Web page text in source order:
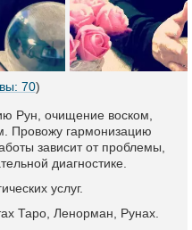
70)
Рун, очищение воском,
Провожу гармонизацию
зависит от проблемы,
диагностике.
услуг.
Таро, Ленорман, Рунах.